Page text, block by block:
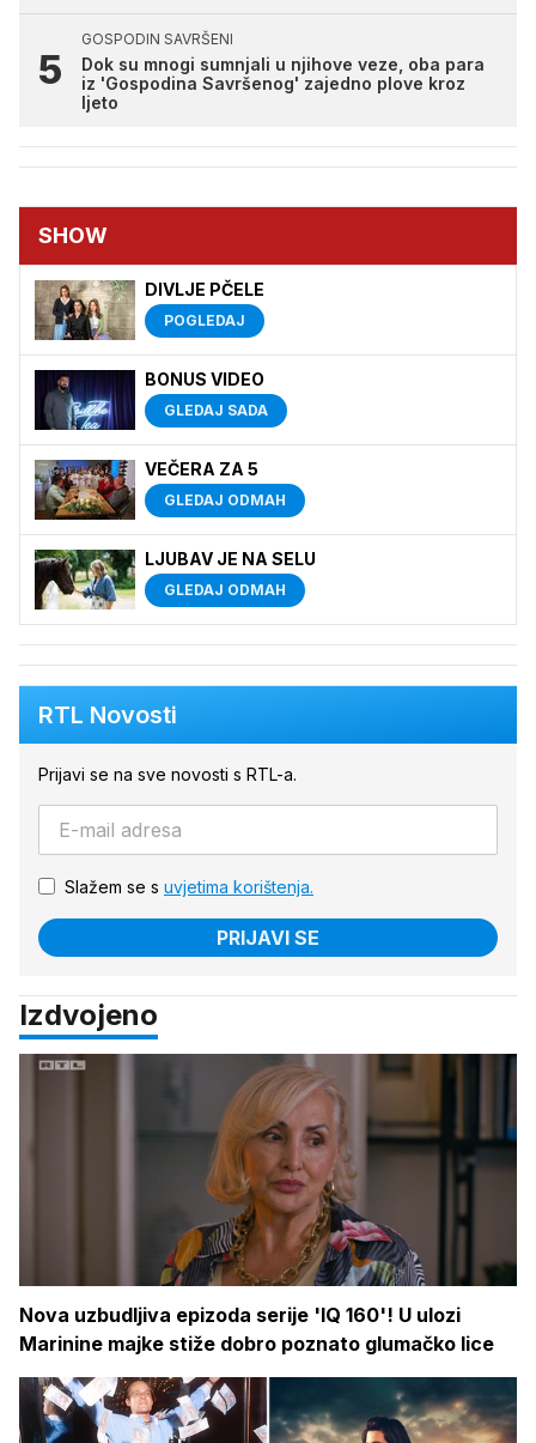
GOSPODIN SAVRŠENI
Dok su mnogi sumnjali u njihove veze, oba para
iz 'Gospodina Savršenog' zajedno plove kroz
ljeto
SHOW
DIVLJE PČELE
POGLEDAJ
BONUS VIDEO
GLEDAJ SADA
VEČERA ZA 5
GLEDAJ ODMAH
LJUBAV JE NA SELU
GLEDAJ ODMAH
RTL Novosti
Prijavi se na sve novosti s RTL-a.
Slažem se s uvjetima korištenja.
PRIJAVI SE
Izdvojeno
Nova uzbudljiva epizoda serije 'IQ 160'! U ulozi
Marinine majke stiže dobro poznato glumačko lice